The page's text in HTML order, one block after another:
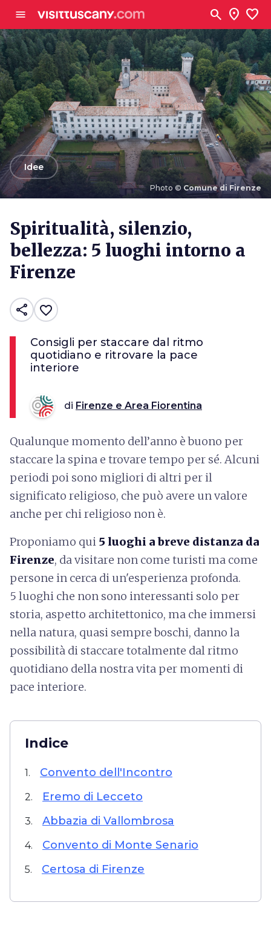
menu search location_on favorite
Photo © Comune di Firenze
arrow_backIdee
Spiritualità, silenzio,
bellezza: 5 luoghi intorno a
Firenze
share favorite_border
Consigli per staccare dal ritmo
quotidiano e ritrovare la pace
interiore
di Firenze e Area Fiorentina
Qualunque momento dell’anno è buono per
staccare la spina e trovare tempo per sé. Alcuni
periodi poi sono migliori di altri per il
significato religioso, che può avere un valore
anche per chi religioso non è.
Proponiamo qui 5 luoghi a breve distanza da
Firenze, da visitare non come turisti ma come
persone in cerca di un'esperienza profonda.
5 luoghi che non sono interessanti solo per
storia, aspetto architettonico, ma che immersi
nella natura, quasi sempre boschi, danno la
possibilità di staccare totalmente dal ritmo
quotidiano della nostra vita per momenti di
pace interiore.
Indice
1. Convento dell'Incontro
2. Eremo di Lecceto
3. Abbazia di Vallombrosa
4. Convento di Monte Senario
5. Certosa di Firenze